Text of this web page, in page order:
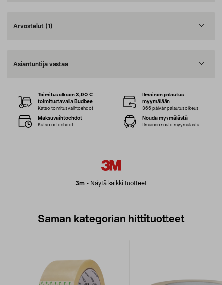
Arvostelut (1)
Asiantuntija vastaa
3m - Näytä kaikki tuotteet
Toimitus alkaen 3,90 €
toimitustavalla Budbee
Katso toimitusvaihtoehdot
Ilmainen palautus
myymälään
365 päivän palautusoikeus
Maksuvaihtoehdot
Katso ostoehdot
Nouda myymälästä
Ilmainen nouto myymälästä
Saman kategorian hittituotteet